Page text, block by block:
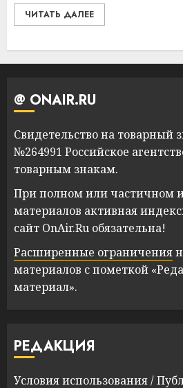
ЧИТАТЬ ДАЛЕЕ
@ ONAIR.RU
Свидетельство на товарный
№264991 Российское
товарным знакам.
При полном или частичном
материалов активная
сайт OnAir.Ru обязательна!
Расширенные ограничения
материалов с пометкой
материал».
РЕДАКЦИЯ
Условия использования/